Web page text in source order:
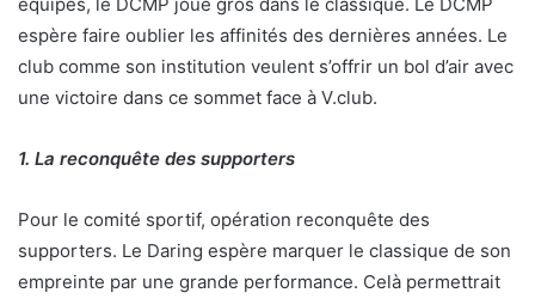
espère faire oublier les affinités des dernières années. Le
club comme son institution veulent s’offrir un bol d’air avec
une victoire dans ce sommet face à V.club.
1. La reconquête des supporters
Pour le comité sportif, opération reconquête des
supporters. Le Daring espère marquer le classique de son
empreinte par une grande performance. Celà permettrait